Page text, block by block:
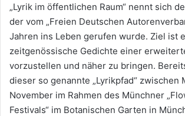
„Lyrik im öffentlichen Raum“ nennt sich
der vom „Freien Deutschen
Jahren ins Leben gerufen wurde. Ziel ist
zeitgenössische Gedichte einer
vorzustellen und näher zu bringen.
dieser so genannte „Lyrikpfad“ zwischen
November im Rahmen des Münchner
Festivals“ im Botanischen Garten in